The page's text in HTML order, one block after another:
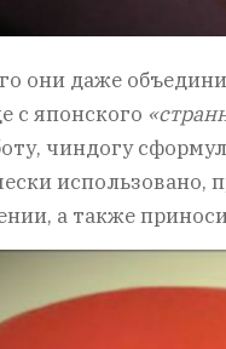
они даже
с японского
чиндогу
использовано,
а также